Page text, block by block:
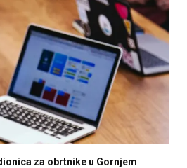
za obrtnike u Gornjem